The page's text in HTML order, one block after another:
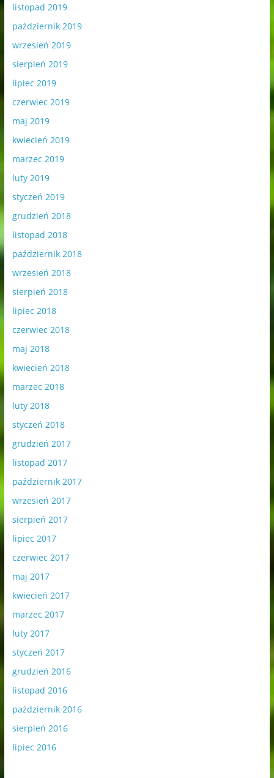
listopad 2019
październik 2019
wrzesień 2019
sierpień 2019
lipiec 2019
czerwiec 2019
maj 2019
kwiecień 2019
marzec 2019
luty 2019
styczeń 2019
grudzień 2018
listopad 2018
październik 2018
wrzesień 2018
sierpień 2018
lipiec 2018
czerwiec 2018
maj 2018
kwiecień 2018
marzec 2018
luty 2018
styczeń 2018
grudzień 2017
listopad 2017
październik 2017
wrzesień 2017
sierpień 2017
lipiec 2017
czerwiec 2017
maj 2017
kwiecień 2017
marzec 2017
luty 2017
styczeń 2017
grudzień 2016
listopad 2016
październik 2016
sierpień 2016
lipiec 2016